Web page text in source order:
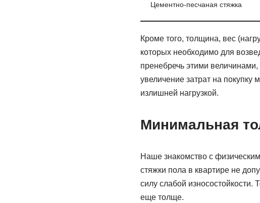
Цементно-песчаная стяжка
Кроме того, толщина, вес
которых необходимо для
пренебречь этими
увеличение затрат на
излишней нагрузкой.
Минимальная
Наше знакомство с
стяжки пола в квартире не
силу слабой износостойкости.
еще толще.